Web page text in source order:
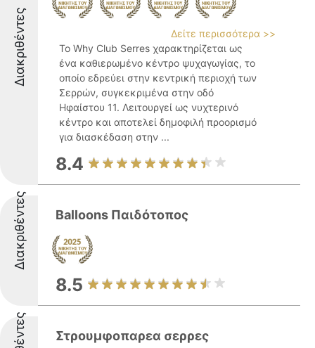
Διακριθέντες
Δείτε περισσότερα >>
Το Why Club Serres χαρακτηρίζεται ως
ένα καθιερωμένο κέντρο ψυχαγωγίας, το
οποίο εδρεύει στην κεντρική περιοχή των
Σερρών, συγκεκριμένα στην οδό
Ηφαίστου 11. Λειτουργεί ως νυχτερινό
κέντρο και αποτελεί δημοφιλή προορισμό
για διασκέδαση στην ...
8.4
Διακριθέντες Balloons Παιδότοπος
8.5
Στρουμφοπαρεα σερρες